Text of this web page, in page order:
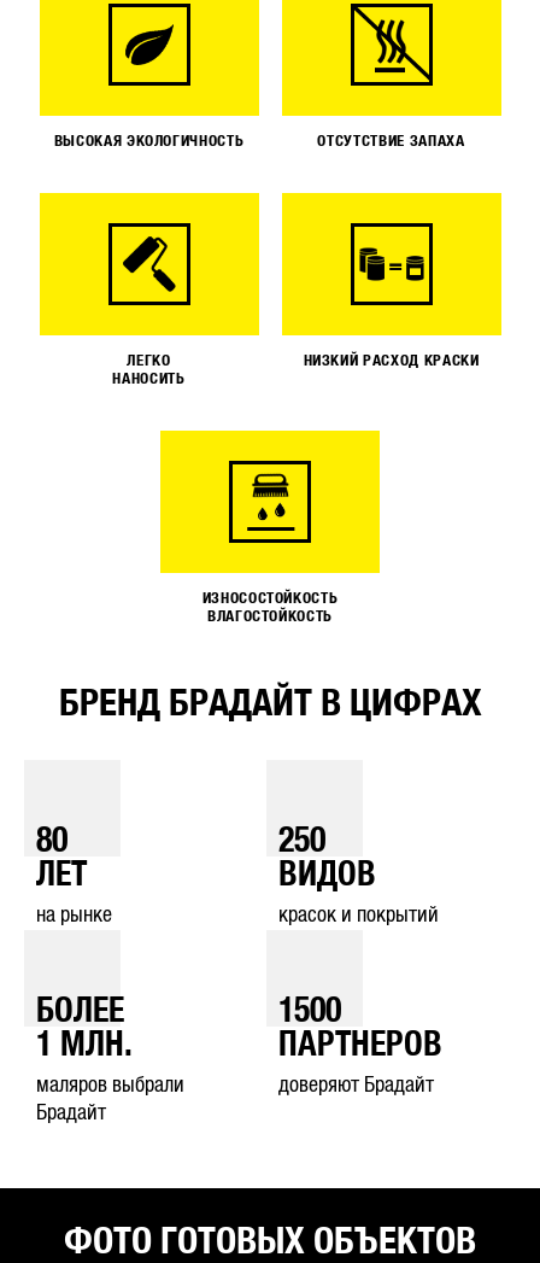
ВЫСОКАЯ ЭКОЛОГИЧНОСТЬ ОТСУТСТВИЕ ЗАПАХА
ЛЕГКО
НАНОСИТЬ
НИЗКИЙ РАСХОД КРАСКИ
ИЗНОСОСТОЙКОСТЬ
ВЛАГОСТОЙКОСТЬ
БРЕНД БРАДАЙТ В ЦИФРАХ
80
ЛЕТ
на рынке
250
ВИДОВ
красок и покрытий
БОЛЕЕ
1
МЛН.
маляров выбрали
Брадайт
1500
ПАРТНЕРОВ
доверяют Брадайт
ФОТО ГОТОВЫХ ОБЪЕКТОВ